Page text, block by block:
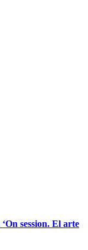
session. El arte